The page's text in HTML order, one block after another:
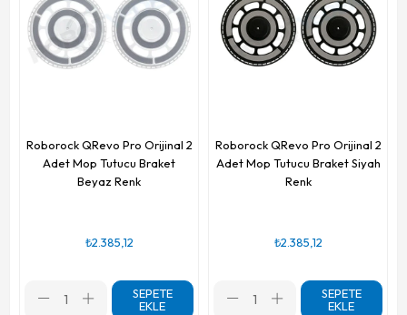
Roborock QRevo Pro Orijinal 2
Adet Mop Tutucu Braket
Beyaz Renk
₺2.385,12
SEPETE
EKLE
Roborock QRevo Pro Orijinal 2
Adet Mop Tutucu Braket Siyah
Renk
₺2.385,12
SEPETE
EKLE